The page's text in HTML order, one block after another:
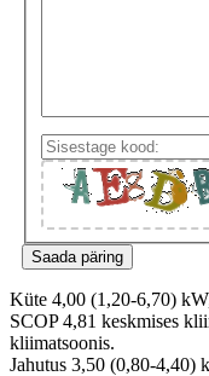
Küte 4,00 (1,20-6,70)
SCOP 4,81 keskmises
kliimatsoonis.
Jahutus 3,50 (0,80-4,40)